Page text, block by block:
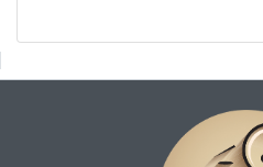
середовище. Воно
світоглядно сильно
природними
призведе до